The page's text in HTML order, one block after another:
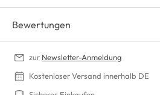
Bewertungen
zur Newsletter-Anmeldung
Kostenloser Versand innerhalb DE